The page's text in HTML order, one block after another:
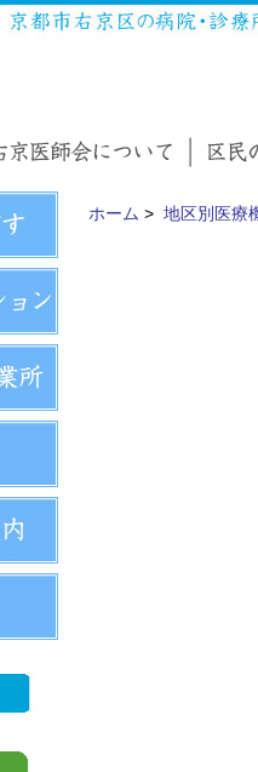
ホーム > 地区別医療